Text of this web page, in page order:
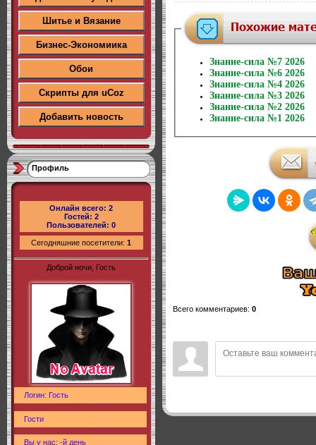
Шитье и Вязание
Бизнес-Экономиика
Обои
Скрипты для uCoz
Добавить новость
Профиль
Онлайн всего: 2
Гостей: 2
Пользователей: 0
Сегодняшние посетители: 1
Доброй ночи, Гость
Логин: Гость
Гости
Вы у нас: -й день
Знание-сила №7 2026
Знание-сила №6 2026
Знание-сила №4 2026
Знание-сила №3 2026
Знание-сила №2 2026
Знание-сила №1 2026
Всего комментариев: 0